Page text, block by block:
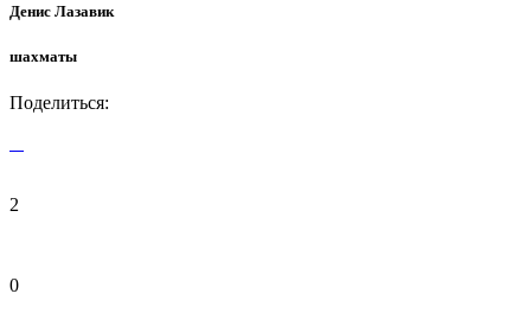
Денис Лазавик
шахматы
Поделиться:
2
0